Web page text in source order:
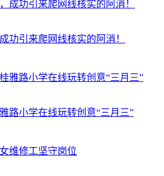
功引来爬网线核实的阿消！
路小学在线玩转创意“三月三”